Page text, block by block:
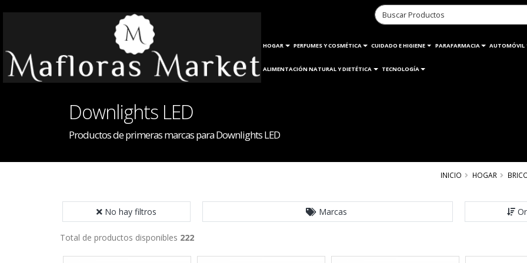
HOGAR PERFUMES Y COSMÉTICA CUIDADO E HIGIENE PARAFARMACIA AUTOMÓVIL
ALIMENTACIÓN NATURAL Y DIETÉTICA TECNOLOGÍA
Downlights LED
Productos de primeras marcas para Downlights LED
INICIO HOGAR
No hay filtros Marcas
Total de productos disponibles 222